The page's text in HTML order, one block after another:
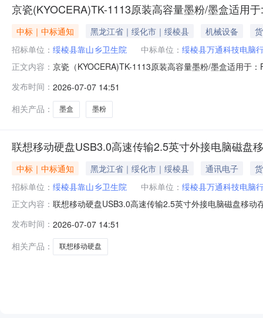
京瓷(KYOCERA)TK-1113原装高容量墨粉/墨盒适用
中标｜中标通知 黑龙江省｜绥化市｜绥棱县 机械设备
招标单位： 绥棱县靠山乡卫生院 中标单位： 绥棱县万通科技电脑
正文内容： 京瓷（KYOCERA)TK-1113原装高容量墨粉/墨盒适用于
发布时间： 2026-07-07 14:51
相关产品：
墨盒 墨粉
联想移动硬盘USB3.0高速传输2.5英寸外接电脑磁盘
中标｜中标通知 黑龙江省｜绥化市｜绥棱县 通讯电子
招标单位： 绥棱县靠山乡卫生院 中标单位： 绥棱县万通科技电脑
正文内容： 联想移动硬盘USB3.0高速传输2.5英寸外接电脑磁盘移
发布时间： 2026-07-07 14:51
相关产品：
联想移动硬盘